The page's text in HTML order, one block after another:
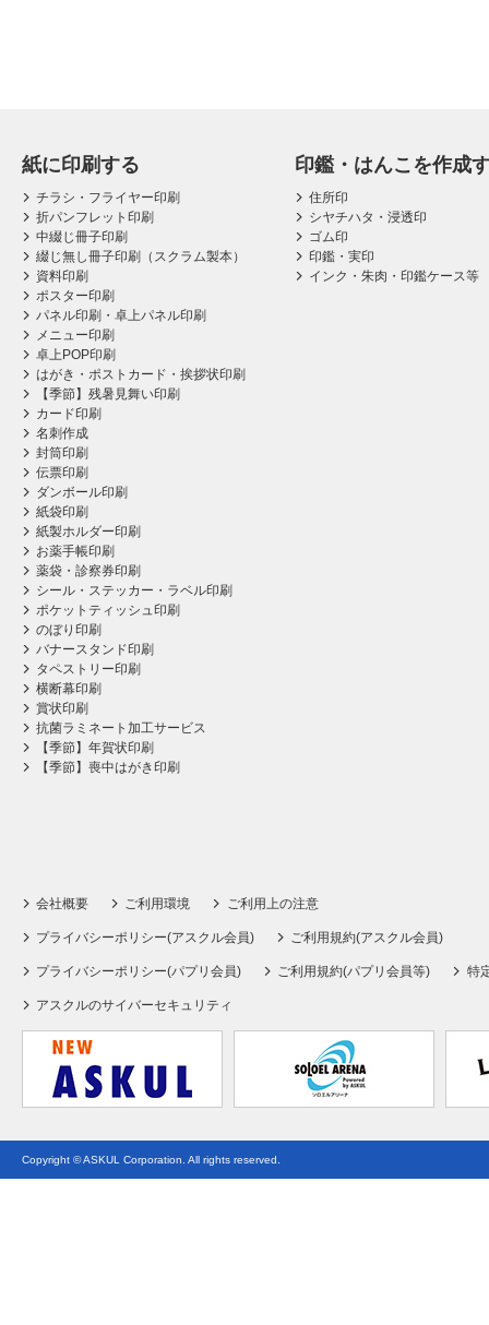
紙に印刷する
チラシ・フライヤー印刷
折パンフレット印刷
中綴じ冊子印刷
綴じ無し冊子印刷（スクラム製本）
資料印刷
ポスター印刷
パネル印刷・卓上パネル印刷
メニュー印刷
卓上POP印刷
はがき・ポストカード・挨拶状印刷
【季節】残暑見舞い印刷
カード印刷
名刺作成
封筒印刷
伝票印刷
ダンボール印刷
紙袋印刷
紙製ホルダー印刷
お薬手帳印刷
薬袋・診察券印刷
シール・ステッカー・ラベル印刷
ポケットティッシュ印刷
のぼり印刷
バナースタンド印刷
タペストリー印刷
横断幕印刷
賞状印刷
抗菌ラミネート加工サービス
【季節】年賀状印刷
【季節】喪中はがき印刷
印鑑・はんこを作成
住所印
シヤチハタ・浸透印
ゴム印
印鑑・実印
インク・朱肉・印鑑ケース等
会社概要 ご利用環境 ご利用上の注意
プライバシーポリシー(アスクル会員) ご利用規約(アスクル会員)
プライバシーポリシー(パプリ会員) ご利用規約(パプリ会員等) 特
アスクルのサイバーセキュリティ
Copyright © ASKUL Corporation. All rights reserved.